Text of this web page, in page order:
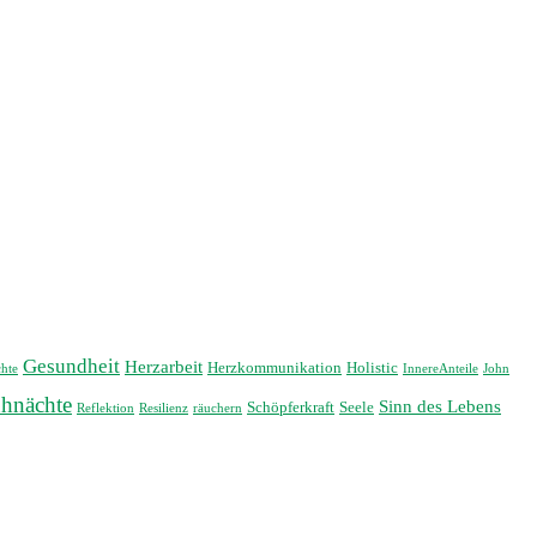
Gesundheit Herzarbeit Herzkommunikation Holistic InnereAnteile John
Reflektion Resilienz räuchern Schöpferkraft Seele Sinn des Lebens